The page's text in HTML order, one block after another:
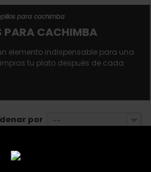
para cachimba
PARA CACHIMBA
elemento indispensable para una
tu plato después de cada
de limpieza te permitirán
por --